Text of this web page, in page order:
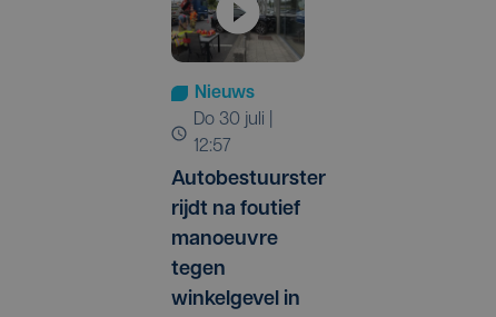
Nieuws
do 30 juli |
12:57
Autobestuurster
rijdt na foutief
manoeuvre
tegen
winkelgevel in